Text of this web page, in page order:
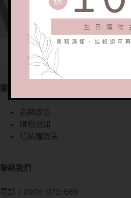
關於我們
品牌故事
購物須知
隱私權政策
聯絡我們
電話 / 0908-073-669